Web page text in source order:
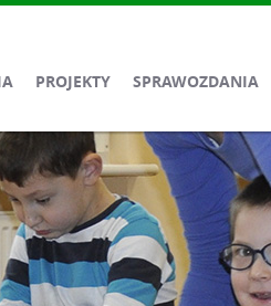
PROJEKTY SPRAWOZDANIA